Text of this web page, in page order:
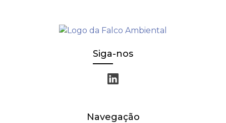
Siga-nos
Navegação